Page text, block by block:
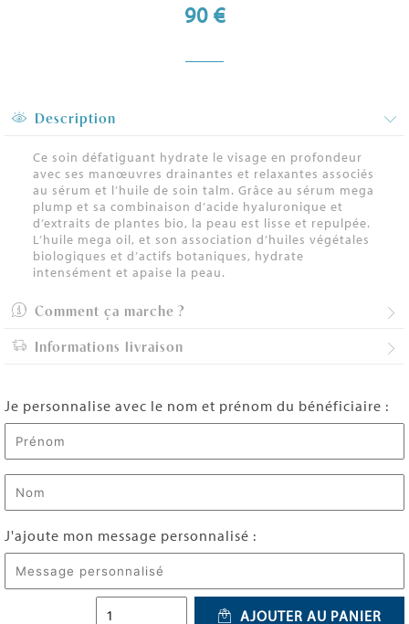
90 €
Description
Ce soin défatiguant hydrate le visage en profondeur
avec ses manœuvres drainantes et relaxantes associés
au sérum et l’huile de soin talm. Grâce au sérum mega
plump et sa combinaison d’acide hyaluronique et
d’extraits de plantes bio, la peau est lisse et repulpée.
L’huile mega oil, et son association d’huiles végétales
biologiques et d’actifs botaniques, hydrate
intensément et apaise la peau.
Comment ça marche ?
Informations livraison
Je personnalise avec le nom et prénom du bénéficiaire :
J'ajoute mon message personnalisé :
AJOUTER AU PANIER